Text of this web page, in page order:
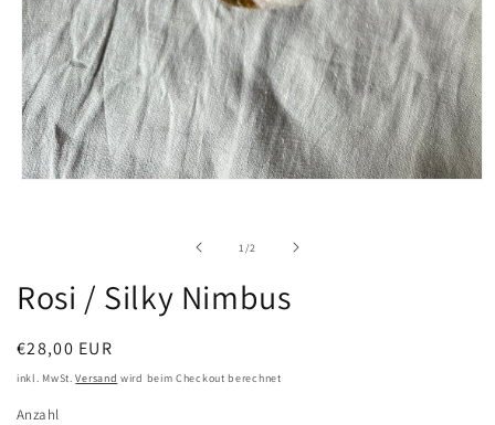
1/von
2
Rosi / Silky Nimbus
Normaler
Preis
€28,00 EUR
inkl. MwSt.Versand wird beim Checkout berechnet
Anzahl